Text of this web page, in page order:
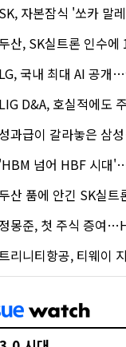
SK, 자본잠식 '쏘카 말
두산, SK실트론 인수에 1
LG, 국내 최대 AI 공개…글
LIG D&A, 호실적에도 주
과급이 갈라놓은 삼성…'노노
'HBM 넘어 HBF 시대'…SK하이닉
두산 품에 안긴 SK실트론…남은
정몽준, 첫 주식 증여
리니티항공, 티웨이